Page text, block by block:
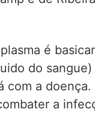
é
do
com a
a